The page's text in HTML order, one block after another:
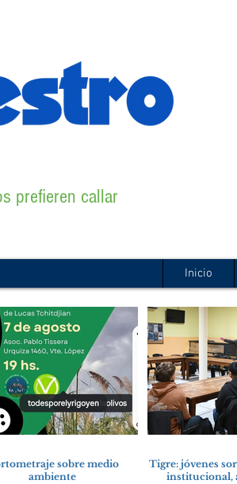
prefieren callar
Inicio
sobre medio
ambiente
Tigre: jóvenes
institucional,